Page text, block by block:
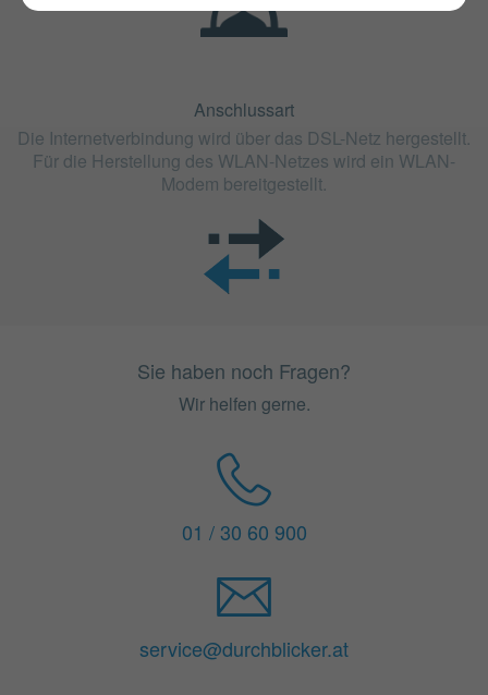
Anschlussart
Die Internetverbindung wird über das DSL-Netz hergestellt.
Für die Herstellung des WLAN-Netzes wird ein WLAN-
Modem bereitgestellt.
Sie haben noch Fragen?
Wir helfen gerne.
01 / 30 60 900
service@durchblicker.at